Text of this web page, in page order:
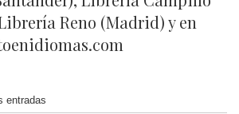
Reno (Madrid) y en
entradas